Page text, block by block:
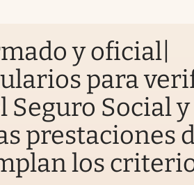
y oficial|
para
Social y
prestaciones
los